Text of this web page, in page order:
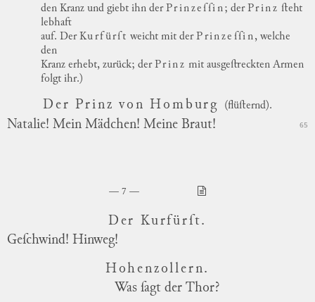
den Kranz und giebt ihn derPrinzeſſin; derPrinz ſteht
lebhaft
auf. DerKurfürſt weicht mit derPrinzeſſin, welche
den
Kranz erhebt, zurück; derPrinz mit ausgeſtreckten Armen
folgt ihr.)
Der Prinz von Homburg (flüſternd).
Natalie! Mein Mädchen! Meine Braut! 65
7
Der Kurfürſt.
Geſchwind! Hinweg!
Hohenzollern.
Was ſagt der Thor?